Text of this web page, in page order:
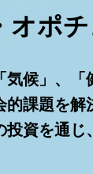
オポ
「気候」、
的課題を解
投資を通じ